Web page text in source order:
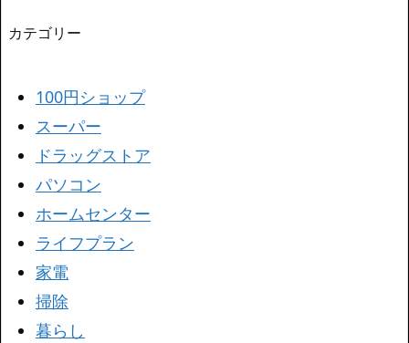
カテゴリー
100円ショップ
スーパー
ドラッグストア
パソコン
ホームセンター
ライフプラン
家電
掃除
暮らし